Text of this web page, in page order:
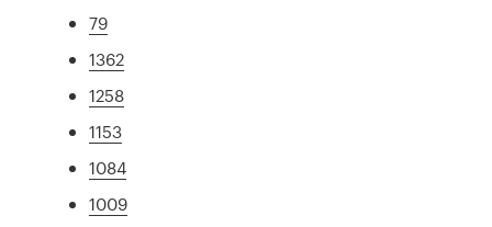
79
1362
1258
1153
1084
1009